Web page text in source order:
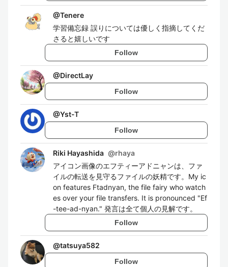
@Tenere
学習備忘録 誤りについては優しく指摘してくだ
さると嬉しいです
Follow
@DirectLay
Follow
@Yst-T
Follow
Riki Hayashida @rhaya
アイコン画像のエフティーアドニャンは、ファ
イルの転送を見守るファイルの妖精です。My ic
on features Ftadnyan, the file fairy who watch
es over your file transfers. It is pronounced "Ef
-tee-ad-nyan." 発言は全て個人の見解です。
Follow
@tatsuya582
Follow